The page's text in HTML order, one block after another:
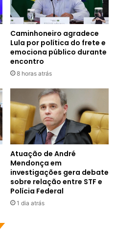
Caminhoneiro agradece
Lula por política do frete e
emociona público durante
encontro
8 horas atrás
Atuação de André
Mendonça em
investigações gera debate
sobre relação entre STF e
Polícia Federal
1 dia atrás